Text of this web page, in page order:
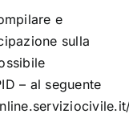
e
sulla
– al seguente